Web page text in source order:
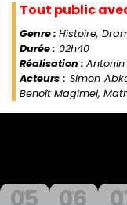
Tout public
Genre : Histoire,
Durée : 02h40
Réalisation :
Acteurs : Simon
Benoît Magimel,
Mer
05 Jeu
06